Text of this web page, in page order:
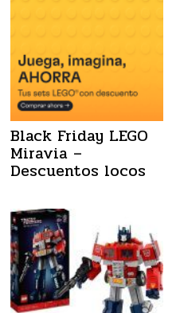
Black Friday LEGO
Miravia –
Descuentos locos